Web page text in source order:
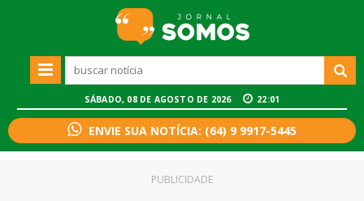
SÁBADO, 08 DE AGOSTO DE 2026 22:01
ENVIE SUA NOTÍCIA: (64) 9 9917-5445
PUBLICIDADE